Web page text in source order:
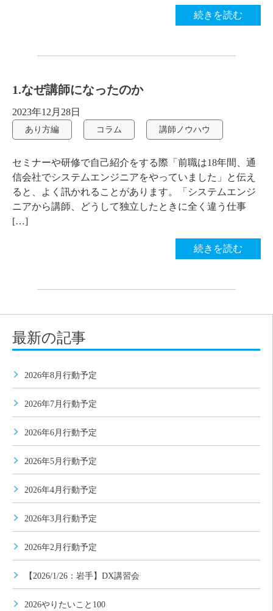
最新の記事
2026年8月行動予定
2026年7月行動予定
2026年6月行動予定
2026年5月行動予定
2026年4月行動予定
2026年3月行動予定
2026年2月行動予定
【2026/1/26：岩手】DX講習会
2026やりたいこと100
続きを読む
1.なぜ講師になったのか
2023年12月28日
あり方編 コラム 講師ノウハウ
セミナーや研修で自己紹介をする際「前職は18年間、通
信会社でシステムエンジニアをやっていました」と伝え
ると、よく訊かれることがあります。「システムエンジ
ニアから講師、どうして独立したときに全く違う仕事
[…]
続きを読む